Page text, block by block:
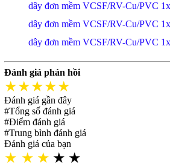
dây đơn mềm VCSF/RV-Cu/PVC
dây đơn mềm VCSF/RV-Cu/PVC
dây đơn mềm VCSF/RV-Cu/PVC
Đánh giá phản hồi
★★★★★
Đánh giá gần đây
#Tổng số đánh giá
#Điểm đánh giá
#Trung bình đánh giá
Đánh giá của bạn
★ ★ ★ ★ ★